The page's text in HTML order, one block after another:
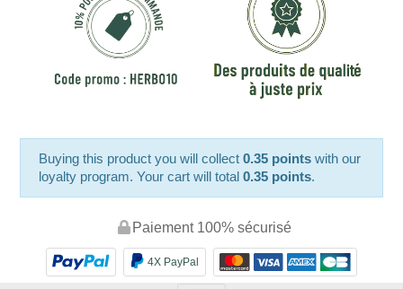
Buying this product you will collect0.35 points with our
loyalty program. Your cart will total0.35 points.
Paiement 100% sécurisé
4X PayPal